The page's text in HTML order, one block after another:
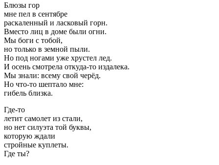
Блюзы гор
мне пел в сентябре
раскаленный и ласковый горн.
Вместо лиц в доме были огни.
Мы боги с тобой,
но только в земной пыли.
Но под ногами уже хрустел лед.
И осень смотрела откуда-то издалека.
Мы знали: всему свой черёд.
Но что-то шептало мне:
гибель близка.
Где-то
летит самолет из стали,
но нет силуэта той буквы,
которую ждали
стройные куплеты.
Где ты?